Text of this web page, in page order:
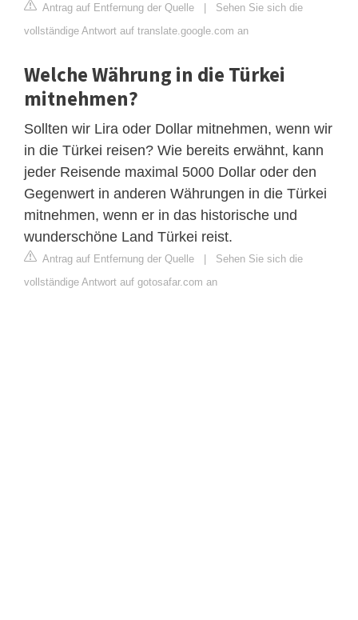
Antrag auf Entfernung der Quelle | Sehen Sie sich die
vollständige Antwort auf translate.google.com an
Welche Währung in die Türkei
mitnehmen?
Sollten wir Lira oder Dollar mitnehmen, wenn wir
in die Türkei reisen? Wie bereits erwähnt, kann
jeder Reisende maximal 5000 Dollar oder den
Gegenwert in anderen Währungen in die Türkei
mitnehmen, wenn er in das historische und
wunderschöne Land Türkei reist.
Antrag auf Entfernung der Quelle | Sehen Sie sich die
vollständige Antwort auf gotosafar.com an